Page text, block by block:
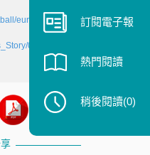
europe/52415
0,,1837503,
訂閱電子報
熱門閱讀
稍後閱讀(0)